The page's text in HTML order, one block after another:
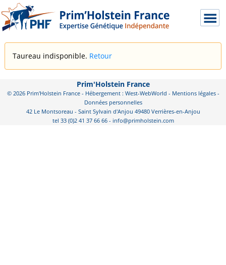
Taureau indisponible. Retour
Prim'Holstein France
© 2026 Prim'Holstein France - Hébergement : West-WebWorld - Mentions légales-
Données personnelles
42 Le Montsoreau - Saint Sylvain d'Anjou 49480 Verrières-en-Anjou
tel 33 (0)2 41 37 66 66 - info@primholstein.com